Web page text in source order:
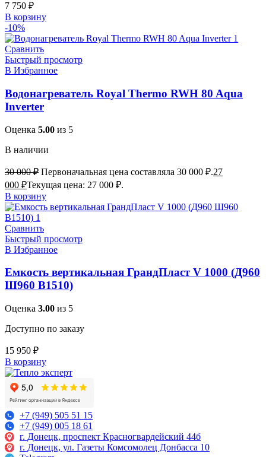
7 750 ₽
В корзину
-10%
Сравнить
Быстрый просмотр
В Избранное
Водонагреватель Royal Thermo RWH 80 Aqua
Inverter
Оценка 5.00 из 5
В наличии
30 000₽ Первоначальная цена составляла 30 000 ₽.27
000 ₽Текущая цена: 27 000 ₽.
В корзину
Сравнить
Быстрый просмотр
В Избранное
Емкость вертикальная ГрандПласт V 1000 (Д960
Ш960 В1510)
Оценка 3.00 из 5
Доступно по заказу
15 950 ₽
В корзину
+7 (949) 505 51 15
+7 (949) 005 18 61
г. Донецк, проспект Красногвардейский 44б
г. Донецк, ул. Газеты Комсомолец Донбасса 10